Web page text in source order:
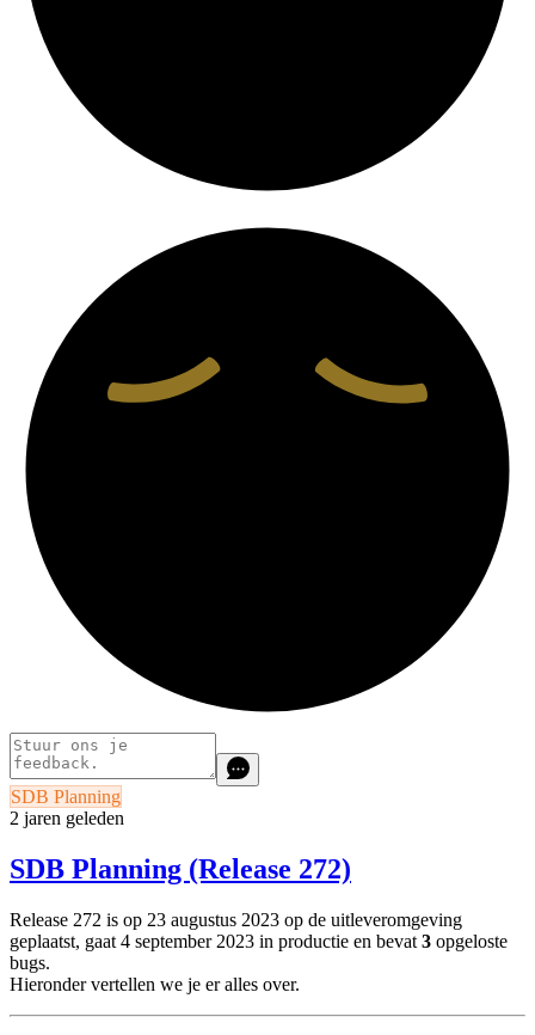
SDB Planning
2 jaren geleden
SDB Planning (Release 272)
Release 272 is op 23 augustus 2023 op de uitleveromgeving
geplaatst, gaat 4 september 2023 in productie en bevat 3 opgeloste
bugs.
Hieronder vertellen we je er alles over.